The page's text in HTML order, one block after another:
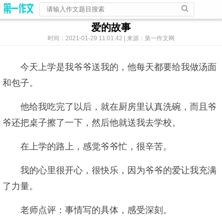
爱的故事
时间：2021-01-29 11:01:42 | 来源：第一作文网
今天上学是我爷爷送我的，他每天都要给我做汤面
和包子。
他给我吃完了以后，就在厨房里认真洗碗，而且爷
爷还把桌子擦了一下，然后他就送我去学校。
在上学的路上，感觉爷爷忙，很辛苦。
我的心里很开心，很快乐，因为爷爷的爱让我充满
了力量。
老师点评：事情写的具体，感受深刻。